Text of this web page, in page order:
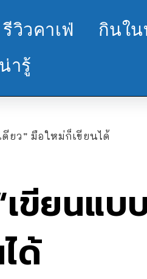
รีวิวคาเฟ่
กินใ
ารู้
ยว” มือใหม่ก็เขียนได้
เขียนแ
ด้